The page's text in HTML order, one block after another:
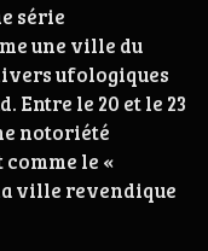
série
une ville du
ufologiques
Entre le 20 et le 23
notoriété
le «
ville revendique